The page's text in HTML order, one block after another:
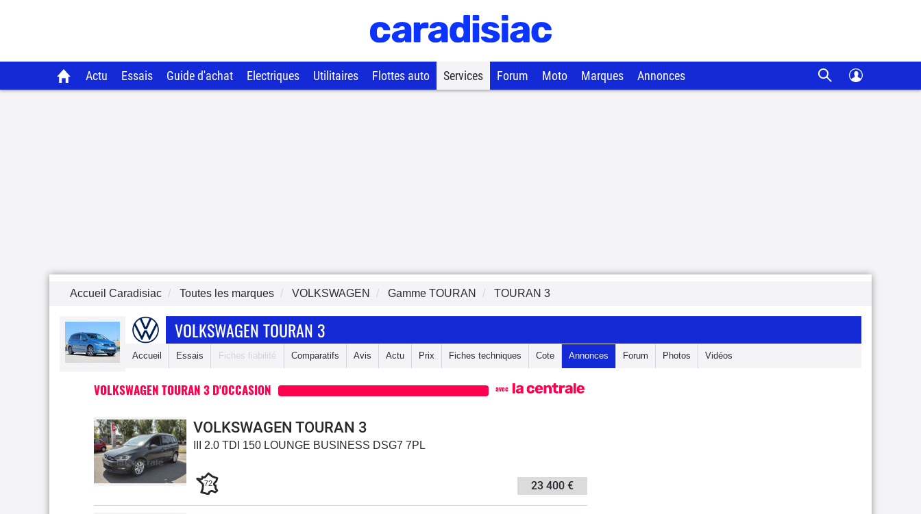
Actu Essais Guide d'achat Electriques Utilitaires Flottes auto Services Forum Moto Marques Annonces
Accueil Caradisiac Toutes les marques VOLKSWAGEN Gamme TOURAN TOURAN 3
VOLKSWAGEN TOURAN 3
Accueil Essais Fiches fiabilité Comparatifs Avis Actu Prix Fiches techniques Cote Annonces Forum Photos Vidéos
VOLKSWAGEN TOURAN 3 D'OCCASION avec
VOLKSWAGEN TOURAN 3
III 2.0 TDI 150 LOUNGE BUSINESS DSG7 7PL
72 23 400 €